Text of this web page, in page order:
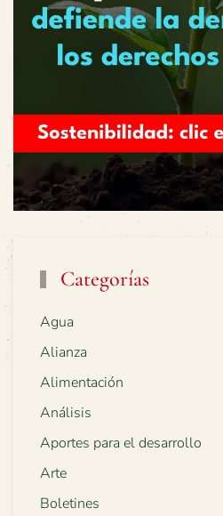
Categorías
Agua
Alianza
Alimentación
Análisis
Aportes para el desarrollo
Arte
Boletines